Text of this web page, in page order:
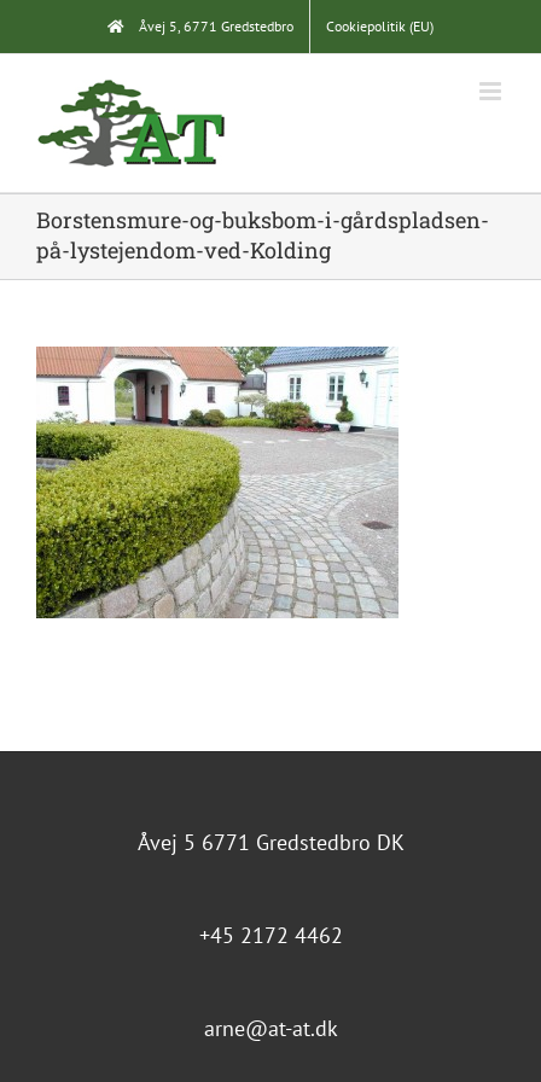
content
Åvej 5, 6771 Gredstedbro Cookiepolitik (EU)
Borstensmure-og-buksbom-i-gårdspladsen-
på-lystejendom-ved-Kolding
Åvej 5 6771 Gredstedbro DK
+45 2172 4462
arne@at-at.dk